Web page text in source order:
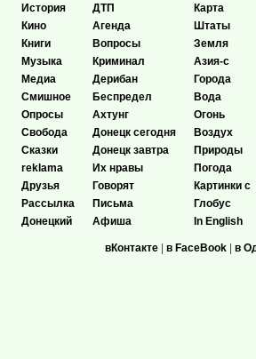
История
Кино
Книги
Музыка
Медиа
Смишное
Опросы
Свобода
Сказки
reklama
Друзья
Рассылка
Донецкий
ДТП
Агенда
Вопросы
Криминал
Дерибан
Беспредел
Ахтунг
Донецк сегодня
Донецк завтра
Их нравы
Говорят
Письма
Афиша
Карта
Штаты
Земля
Азия-с
Города
Вода
Огонь
Воздух
Природы
Погода
Картинки с
Глобус
In English
вКонтакте | в FaceBook | в